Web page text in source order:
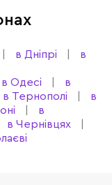
в Дніпрі
в
в Одесі
в
в Тернополі
в
в
в Чернівцях